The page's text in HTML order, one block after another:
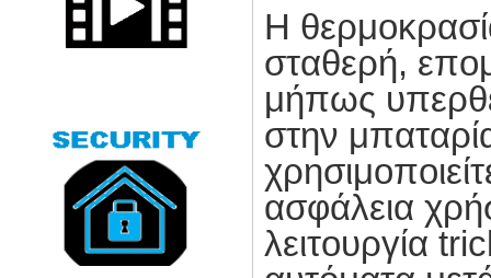
Η
σταθερή,
μήπως
στην
ασφάλεια
λειτουργία